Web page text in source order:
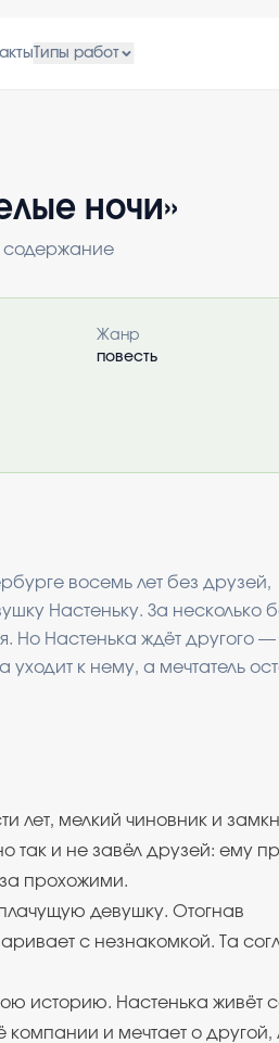
Типы работ
ночи»
содержание
Жанр
повесть
восемь лет без друзей,
Настеньку. За несколько
Но Настенька ждёт другого —
к нему, а мечтатель
лет, мелкий чиновник и
так и не завёл друзей: ему
прохожими.
девушку. Отогнав
с незнакомкой. Та
историю. Настенька живёт
и мечтает о другой,